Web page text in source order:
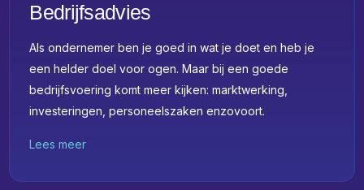
Bedrijfsadvies
Als ondernemer ben je goed in wat je doet en heb je
een helder doel voor ogen. Maar bij een goede
bedrijfsvoering komt meer kijken: marktwerking,
investeringen, personeelszaken enzovoort.
Lees meer